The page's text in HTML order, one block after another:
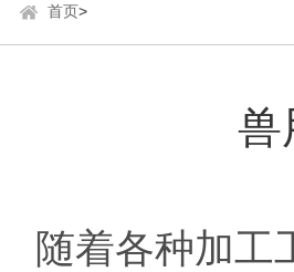
首页>
兽
随着各种加工